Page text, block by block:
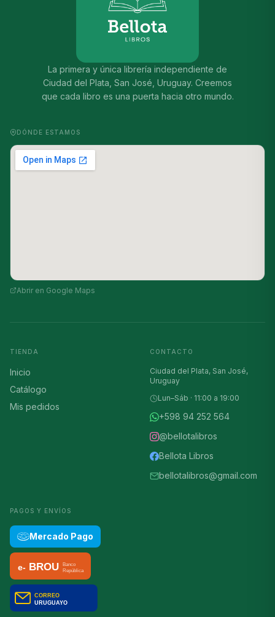
La primera y única librería independiente de
Ciudad del Plata, San José, Uruguay. Creemos
que cada libro es una puerta hacia otro mundo.
DÓNDE ESTAMOS
Abrir en Google Maps
TIENDA
Inicio
Catálogo
Mis pedidos
CONTACTO
Ciudad del Plata, San José,
Uruguay
Lun–Sáb · 11:00 a 19:00
+598 94 252 564
@bellotalibros
Bellota Libros
bellotalibros@gmail.com
PAGOS Y ENVÍOS
Mercado Pago